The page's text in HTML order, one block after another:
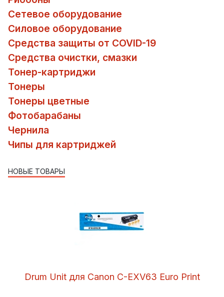
Сетевое оборудование
Силовое оборудование
Средства защиты от COVID-19
Средства очистки, смазки
Тонер-картриджи
Тонеры
Тонеры цветные
Фотобарабаны
Чернила
Чипы для картриджей
НОВЫЕ ТОВАРЫ
Drum Unit для Canon C-EXV63 Euro Print